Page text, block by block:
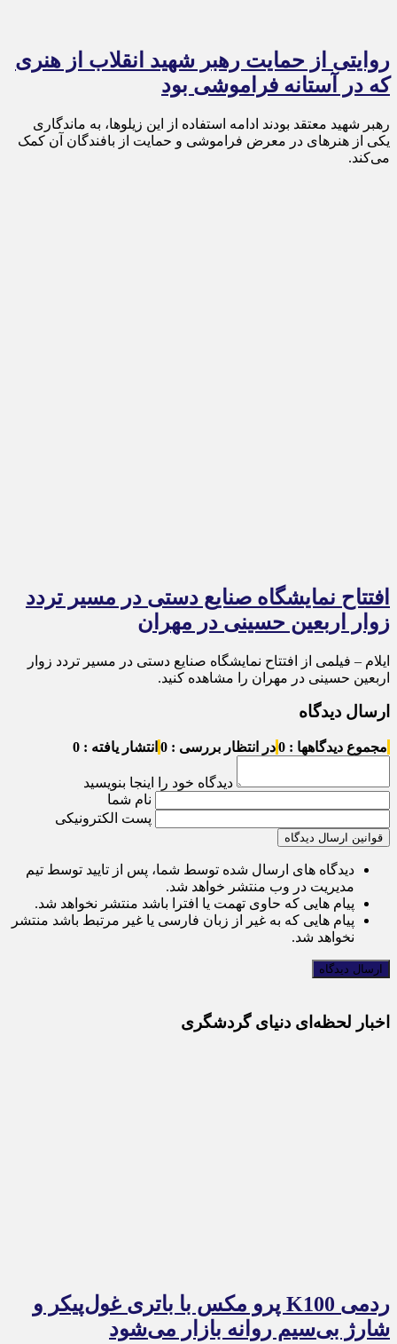
روایتی از حمایت رهبر شهید انقلاب از هنری
که در آستانه فراموشی بود
رهبر شهید معتقد بودند ادامه استفاده از این زیلوها، به ماندگاری
یکی از هنرهای در معرض فراموشی و حمایت از بافندگان آن کمک
می‌کند.
افتتاح نمایشگاه صنایع دستی در مسیر تردد
زوار اربعین حسینی در مهران
ایلام – فیلمی از افتتاح نمایشگاه صنایع دستی در مسیر تردد زوار
اربعین حسینی در مهران را مشاهده کنید.
ارسال دیدگاه
مجموع دیدگاهها : 0 در انتظار بررسی : 0 انتشار یافته : 0
دیدگاه خود را اینجا بنویسید
نام شما
پست الکترونیکی
قوانین ارسال دیدگاه
دیدگاه های ارسال شده توسط شما، پس از تایید توسط تیم
مدیریت در وب منتشر خواهد شد.
پیام هایی که حاوی تهمت یا افترا باشد منتشر نخواهد شد.
پیام هایی که به غیر از زبان فارسی یا غیر مرتبط باشد منتشر
نخواهد شد.
اخبار لحظه‌ای دنیای گردشگری
ردمی K100 پرو مکس با باتری غول‌پیکر و
شارژ بی‌سیم روانه بازار می‌شود